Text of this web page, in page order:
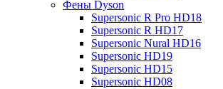
Фены Dyson
Supersonic R Pro HD18
Supersonic R HD17
Supersonic Nural HD16
Supersonic HD19
Supersonic HD15
Supersonic HD08